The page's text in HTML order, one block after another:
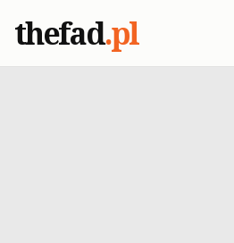
thefad.pl